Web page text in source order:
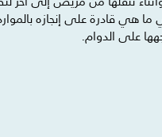
هي قادرة على إنجازه
على الدوام.